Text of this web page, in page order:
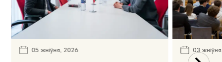
05 жніўня, 2026 03